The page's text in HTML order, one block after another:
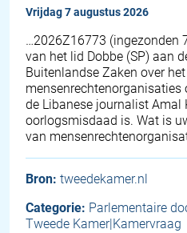
vrijdag 7 augustus 2026
… 2026Z16773 (ingezonden
van het lid Dobbe (SP) aan
Buitenlandse Zaken over
mensenrechtenorganisaties
de Libanese journalist Amal
oorlogsmisdaad is. Wat is
van
Bron: tweedekamer.nl
Categorie: Parlementaire
Tweede Kamer|Kamervraag